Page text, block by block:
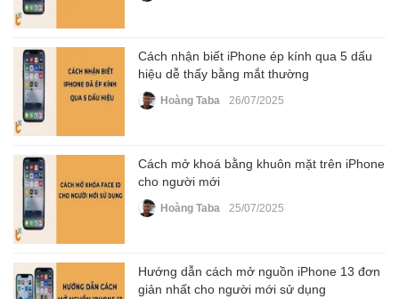
Cách nhận biết iPhone ép kính qua 5 dấu
hiệu dễ thấy bằng mắt thường
Hoàng Taba 26/07/2025
Cách mở khoá bằng khuôn mặt trên iPhone
cho người mới
Hoàng Taba 25/07/2025
Hướng dẫn cách mở nguồn iPhone 13 đơn
giản nhất cho người mới sử dụng